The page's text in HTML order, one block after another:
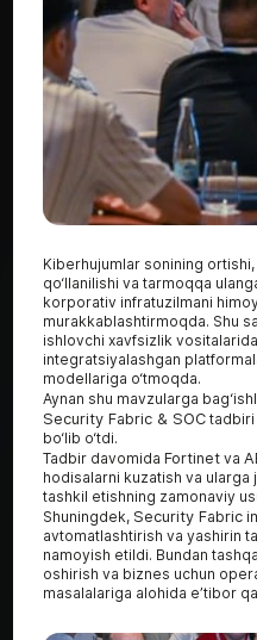
Kiberhujumlar sonining
qo‘llanilishi va tarmoqqa
korporativ infratuzilmani
murakkablashtirmoqda. Shu
ishlovchi xavfsizlik
integratsiyalashgan
modellariga o‘tmoqda.
Aynan shu mavzularga
Security Fabric & SOCtadbiri
bo‘lib o‘tdi.
Tadbir davomida Fortinetva
hodisalarni kuzatish va ularga
tashkil etishning zamonaviy
Shuningdek, Security Fabric
avtomatlashtirish va yashirin
namoyish etildi. Bundan
oshirish va biznes uchun
masalalariga alohida e’tibor